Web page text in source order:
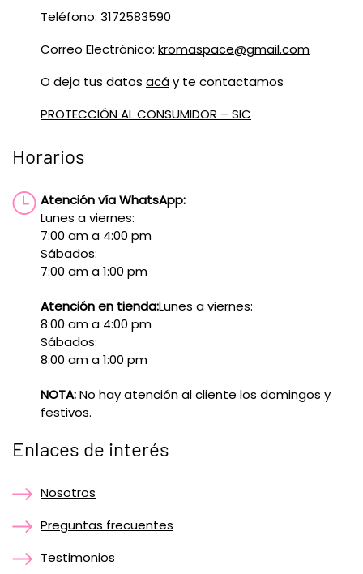
Teléfono: 3172583590
Correo Electrónico: kromaspace@gmail.com
O deja tus datos acáy te contactamos
PROTECCIÓN AL CONSUMIDOR – SIC
Horarios
Atención vía WhatsApp:
Lunes a viernes:
7:00 am a 4:00 pm
Sábados:
7:00 am a 1:00 pm
Atención en tienda:Lunes a viernes:
8:00 am a 4:00 pm
Sábados:
8:00 am a 1:00 pm
NOTA:No hay atención al cliente los domingos y
festivos.
Enlaces de interés
Nosotros
Preguntas frecuentes
Testimonios